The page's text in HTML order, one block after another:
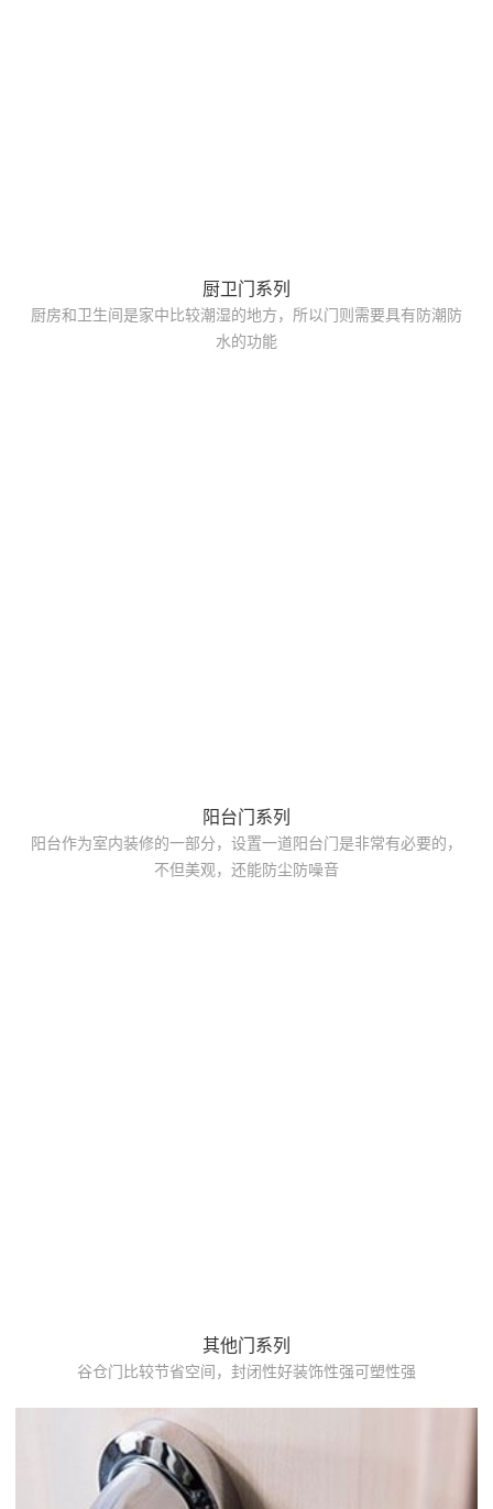
厨卫门系列
厨房和卫生间是家中比较潮湿的地方，所以门则需要具有防潮防
水的功能
阳台门系列
阳台作为室内装修的一部分，设置一道阳台门是非常有必要的，
不但美观，还能防尘防噪音
其他门系列
谷仓门比较节省空间，封闭性好装饰性强可塑性强